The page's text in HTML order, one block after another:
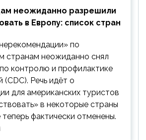
неожиданно разрешили
в Европу: список стран
по
странам неожиданно снял
контролю и профилактике
(CDC). Речь идёт о
для американских туристов
в некоторые страны
фактически отменены.